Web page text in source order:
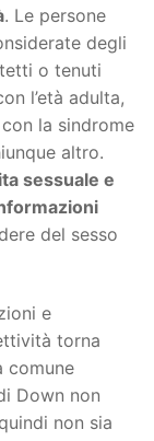
. Le persone
degli
o tenuti
l’età adulta,
la sindrome
altro.
sessuale e
del sesso
e
torna
comune
Down non
non sia